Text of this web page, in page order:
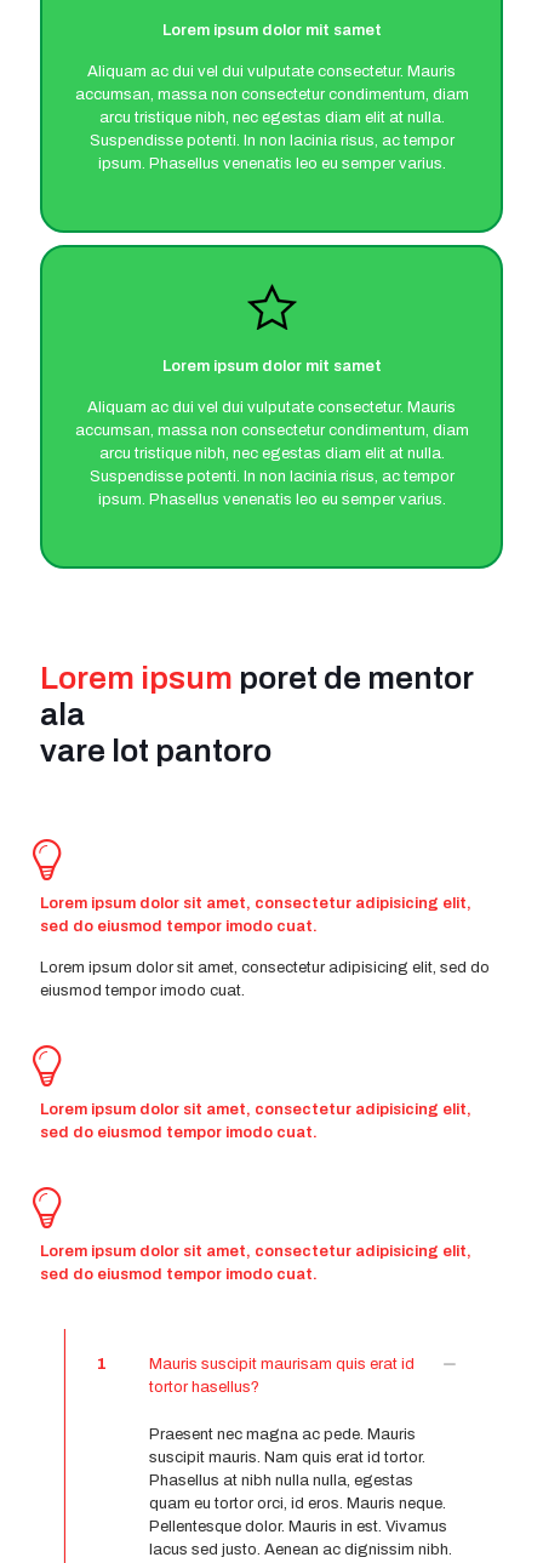
Lorem ipsum dolor mit samet
Aliquam ac dui vel dui vulputate consectetur. Mauris
accumsan, massa non consectetur condimentum, diam
arcu tristique nibh, nec egestas diam elit at nulla.
Suspendisse potenti. In non lacinia risus, ac tempor
ipsum. Phasellus venenatis leo eu semper varius.
Lorem ipsum dolor mit samet
Aliquam ac dui vel dui vulputate consectetur. Mauris
accumsan, massa non consectetur condimentum, diam
arcu tristique nibh, nec egestas diam elit at nulla.
Suspendisse potenti. In non lacinia risus, ac tempor
ipsum. Phasellus venenatis leo eu semper varius.
Lorem ipsum poret de mentor
ala
vare lot pantoro
Lorem ipsum dolor sit amet, consectetur adipisicing elit,
sed do eiusmod tempor imodo cuat.
Lorem ipsum dolor sit amet, consectetur adipisicing elit, sed do
eiusmod tempor imodo cuat.
Lorem ipsum dolor sit amet, consectetur adipisicing elit,
sed do eiusmod tempor imodo cuat.
Lorem ipsum dolor sit amet, consectetur adipisicing elit,
sed do eiusmod tempor imodo cuat.
1
Mauris suscipit maurisam quis erat id
tortor hasellus?
Praesent nec magna ac pede. Mauris
suscipit mauris. Nam quis erat id tortor.
Phasellus at nibh nulla nulla, egestas
quam eu tortor orci, id eros. Mauris neque.
Pellentesque dolor. Mauris in est. Vivamus
lacus sed justo. Aenean ac dignissim nibh.